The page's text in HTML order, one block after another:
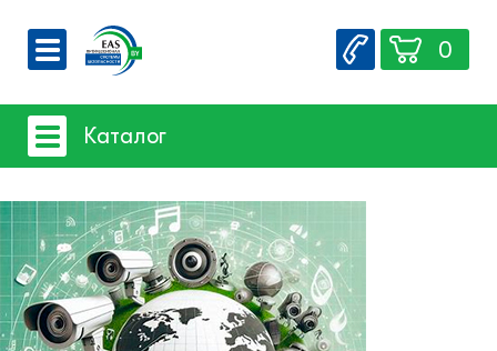
О компании
Вакансии
Контакты
0
Каталог
Системы видеонаблюдения
Системы защиты товаров от краж
- Акустомагнитная технология
- Радиочастотная технология